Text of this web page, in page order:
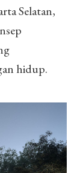
Selatan,
hidup.